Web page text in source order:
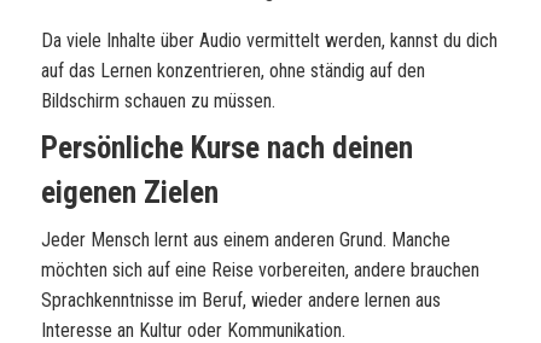
Da viele Inhalte über Audio vermittelt werden, kannst du dich
auf das Lernen konzentrieren, ohne ständig auf den
Bildschirm schauen zu müssen.
Persönliche Kurse nach deinen
eigenen Zielen
Jeder Mensch lernt aus einem anderen Grund. Manche
möchten sich auf eine Reise vorbereiten, andere brauchen
Sprachkenntnisse im Beruf, wieder andere lernen aus
Interesse an Kultur oder Kommunikation.